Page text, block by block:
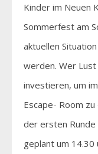
Kinder im Neuen
Sommerfest am
aktuellen
werden. Wer
investieren, um
Escape- Room
der ersten Runde
geplant um 14.30